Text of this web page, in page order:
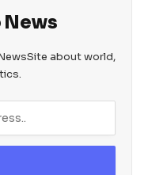
News
about world,